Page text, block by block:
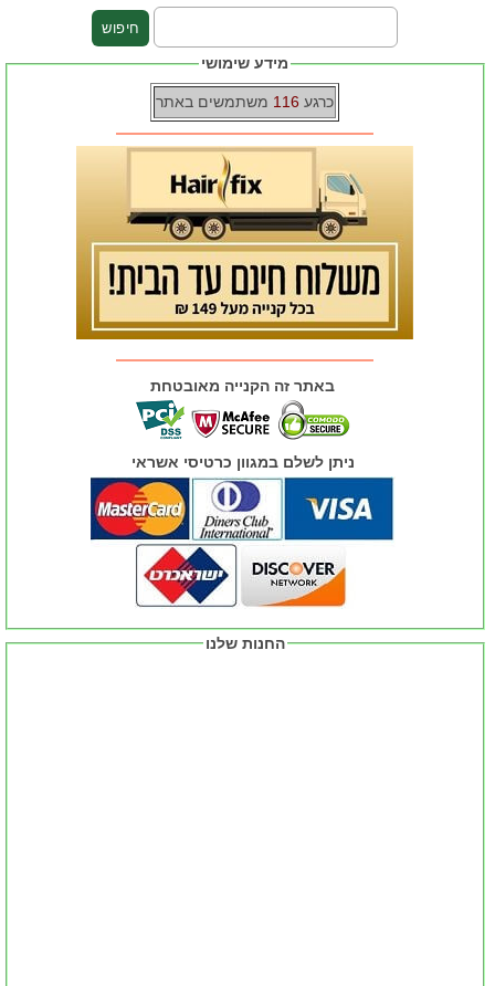
מידע שימושי
כרגע 116 משתמשים באתר
החנות שלנו